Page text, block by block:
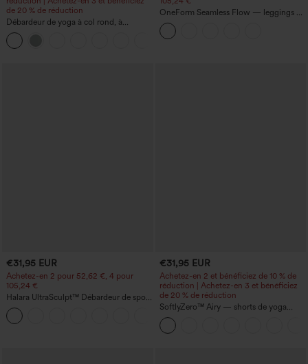
de 20 % de réduction
Débardeur de yoga à col rond, à
fronces, effet rafraîchissant - UPF50+
OneForm Seamless Flow — leggings de
yoga sans coutures, taille mi-haute, effet
gainant pour le ventre et liftant pour les
fesses
€31,95 EUR
Achetez-en 2 pour 52,62 €, 4 pour
105,24 €
Halara UltraSculpt™ Débardeur de sport
à col rond et ourlet arrondi
€31,95 EUR
Achetez-en 2 et bénéficiez de 10 % de
réduction | Achetez-en 3 et bénéficiez
de 20 % de réduction
SoftlyZero™ Airy — shorts de yoga
super taille haute 2-en-1 InstantCool
avec poches